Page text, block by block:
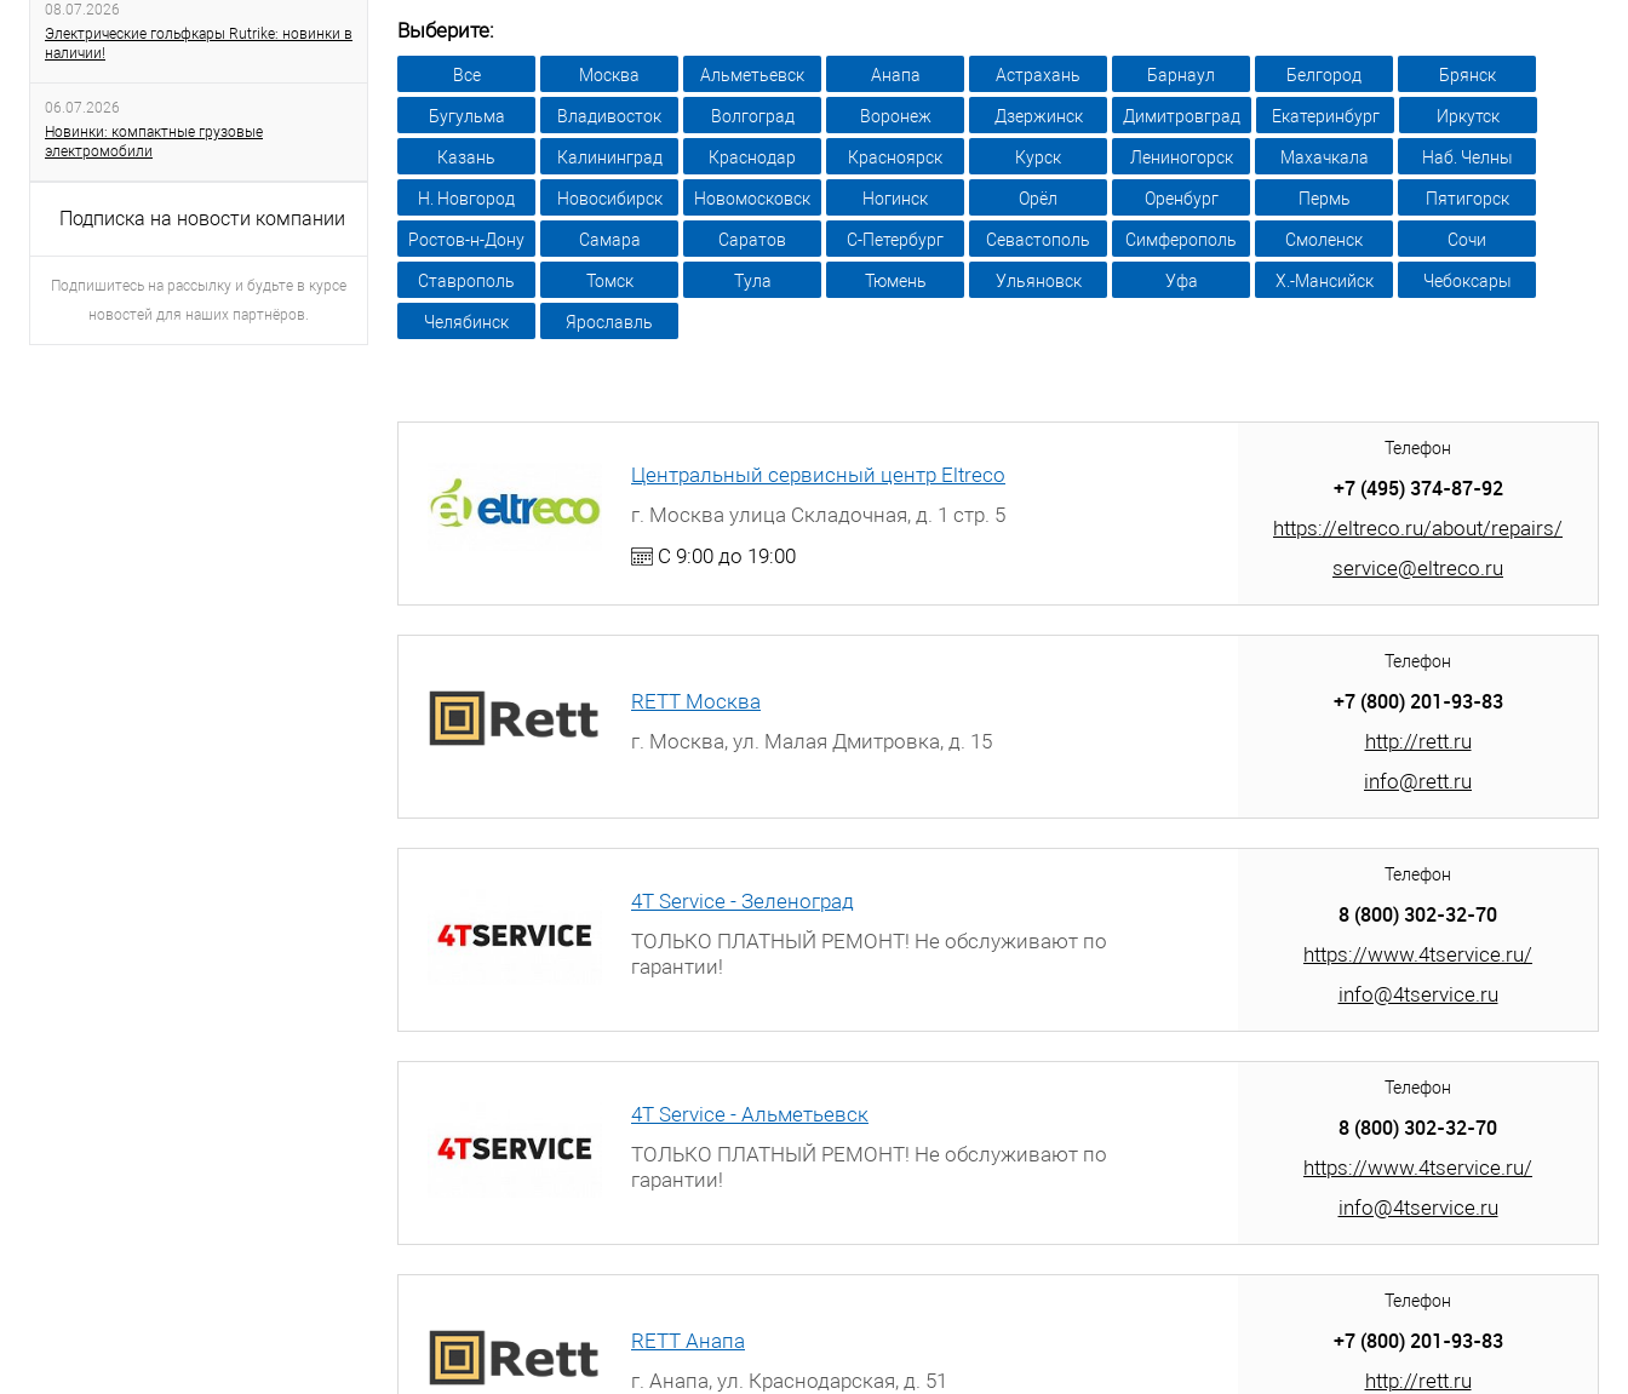
08.07.2026
Электрические гольфкары Rutrike: новинки в
наличии!
06.07.2026
Новинки: компактные грузовые
электромобили
Подписка на новости компании
Подпишитесь на рассылку и будьте в курсе
новостей для наших партнёров.
Выберите:
Все Москва Альметьевск Анапа Астрахань Барнаул Белгород Брянск
Бугульма Владивосток Волгоград Воронеж Дзержинск Димитровград Екатеринбург Иркутск
Казань Калининград Краснодар Красноярск Курск Лениногорск Махачкала Наб. Челны
Н. Новгород Новосибирск Новомосковск Ногинск Орёл Оренбург Пермь Пятигорск
Ростов-н-Дону Самара Саратов С-Петербург Севастополь Симферополь Смоленск Сочи
Ставрополь Томск Тула Тюмень Ульяновск Уфа Х.-Мансийск Чебоксары
Челябинск Ярославль
Центральный сервисный центр Eltreco
г. Москва улица Складочная, д. 1 стр. 5
С 9:00 до 19:00
Телефон
+7 (495) 374-87-92
https://eltreco.ru/about/repairs/
service@eltreco.ru
RETT Москва
г. Москва, ул. Малая Дмитровка, д. 15
Телефон
+7 (800) 201-93-83
http://rett.ru
info@rett.ru
4T Service - Зеленоград
ТОЛЬКО ПЛАТНЫЙ РЕМОНТ! Не обслуживают по
гарантии!
Телефон
8 (800) 302-32-70
https://www.4tservice.ru/
info@4tservice.ru
4T Service - Альметьевск
ТОЛЬКО ПЛАТНЫЙ РЕМОНТ! Не обслуживают по
гарантии!
Телефон
8 (800) 302-32-70
https://www.4tservice.ru/
info@4tservice.ru
RETT Анапа
г. Анапа, ул. Краснодарская, д. 51
Телефон
+7 (800) 201-93-83
http://rett.ru